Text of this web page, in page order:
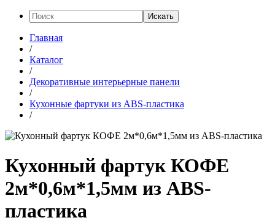
Искать
Главная
/
Каталог
/
Декоративные интерьерные панели
/
Кухонные фартуки из ABS-пластика
/
Кухонный фартук КОФЕ
2м*0,6м*1,5мм из ABS-
пластика